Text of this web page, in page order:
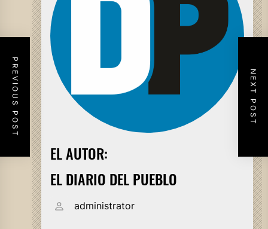
EL AUTOR:
EL DIARIO DEL PUEBLO
administrator
PREVIOUS POST NEXT POST